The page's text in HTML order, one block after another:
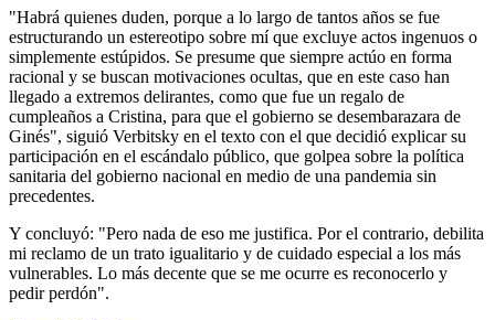
"Habrá quienes duden, porque a lo largo de tantos años se fue
estructurando un estereotipo sobre mí que excluye actos ingenuos o
simplemente estúpidos. Se presume que siempre actúo en forma
racional y se buscan motivaciones ocultas, que en este caso han
llegado a extremos delirantes, como que fue un regalo de
cumpleaños a Cristina, para que el gobierno se desembarazara de
Ginés", siguió Verbitsky en el texto con el que decidió explicar su
participación en el escándalo público, que golpea sobre la política
sanitaria del gobierno nacional en medio de una pandemia sin
precedentes.
Y concluyó: "Pero nada de eso me justifica. Por el contrario, debilita
mi reclamo de un trato igualitario y de cuidado especial a los más
vulnerables. Lo más decente que se me ocurre es reconocerlo y
pedir perdón".